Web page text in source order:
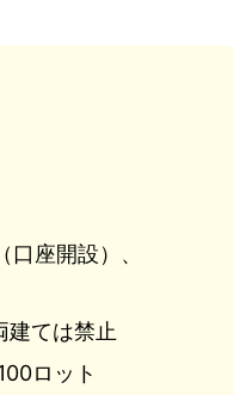
座開設）、
建ては禁止
ロット